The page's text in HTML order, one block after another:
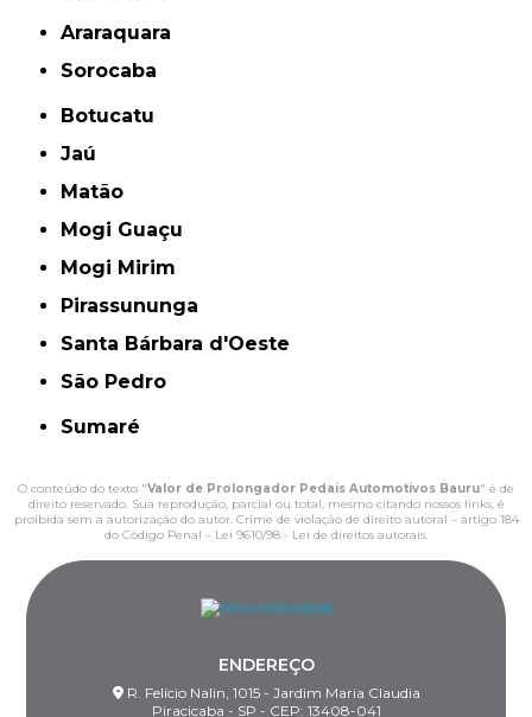
Araraquara
Sorocaba
Botucatu
Jaú
Matão
Mogi Guaçu
Mogi Mirim
Pirassununga
Santa Bárbara d'Oeste
São Pedro
Sumaré
O conteúdo do texto "Valor de Prolongador Pedais Automotivos Bauru" é de
direito reservado. Sua reprodução, parcial ou total, mesmo citando nossos links, é
proibida sem a autorização do autor. Crime de violação de direito autoral – artigo 184
do Código Penal – Lei 9610/98 - Lei de direitos autorais
ENDEREÇO
R. Felício Nalin, 1015 - Jardim Maria Claudia
Piracicaba - SP - CEP: 13408-041